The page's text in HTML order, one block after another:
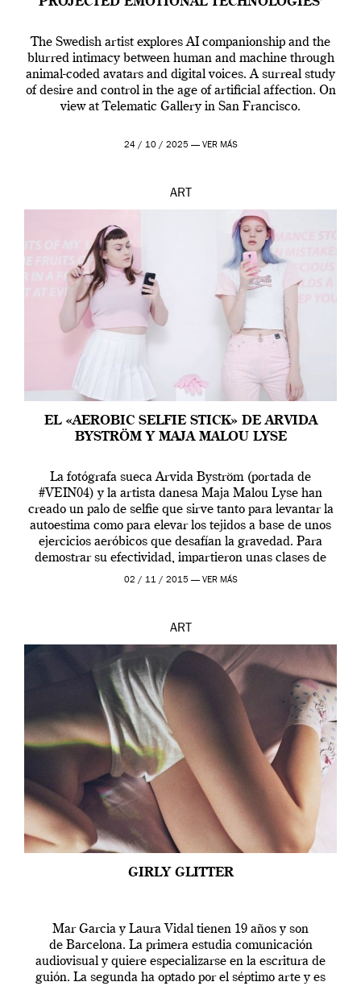
The Swedish artist explores AI companionship and the
blurred intimacy between human and machine through
animal-coded avatars and digital voices. A surreal study
of desire and control in the age of artificial affection. On
view at Telematic Gallery in San Francisco.
24 / 10 / 2025 — VER MÁS
ART
EL «AEROBIC SELFIE STICK» DE ARVIDA
BYSTRÖM Y MAJA MALOU LYSE
La fotógrafa sueca Arvida Byström (portada de
#VEIN04) y la artista danesa Maja Malou Lyse han
creado un palo de selfie que sirve tanto para levantar la
autoestima como para elevar los tejidos a base de unos
ejercicios aeróbicos que desafían la gravedad. Para
demostrar su efectividad, impartieron unas clases de
prueba en el Tate […]
02 / 11 / 2015 — VER MÁS
ART
GIRLY GLITTER
Mar Garcia y Laura Vidal tienen 19 años y son
de Barcelona. La primera estudia comunicación
audiovisual y quiere especializarse en la escritura de
guión. La segunda ha optado por el séptimo arte y es